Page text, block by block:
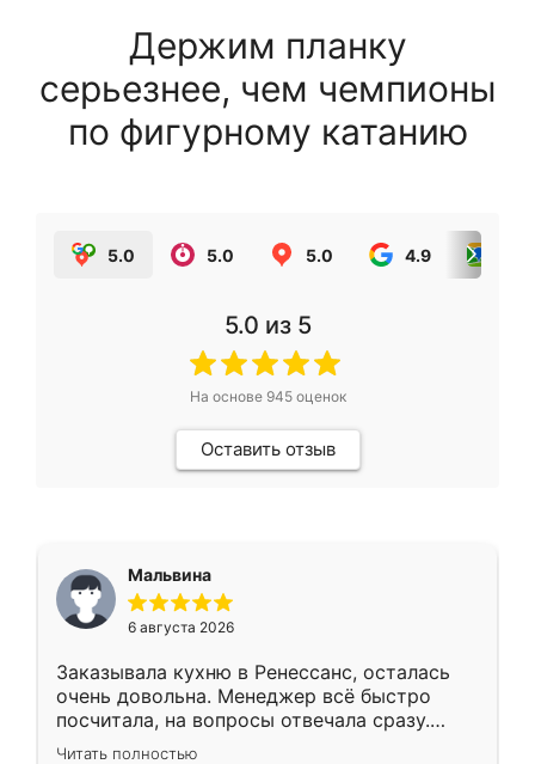
Держим планку
серьезнее, чем чемпионы
по фигурному катанию
5.0 5.0 5.0 4.9
5.0 из 5
На основе 945оценок
Оставить отзыв
Мальвина
6 августа 2026
Заказывала кухню в Ренессанс, осталась
очень довольна. Менеджер всё быстро
посчитала, на вопросы отвечала сразу.
Замерщик приехал в субботу, подошёл к
Читать полностью